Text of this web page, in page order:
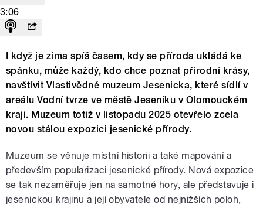
3:06
I když je zima spíš časem, kdy se příroda ukládá ke
spánku, může každý, kdo chce poznat přírodní krásy,
navštívit Vlastivědné muzeum Jesenicka, které sídlí v
areálu Vodní tvrze ve městě Jeseníku v Olomouckém
kraji. Muzeum totiž v listopadu 2025 otevřelo zcela
novou stálou expozici jesenické přírody.
Muzeum se věnuje místní historii a také mapování a
především popularizaci jesenické přírody. Nová expozice
se tak nezaměřuje jen na samotné hory, ale představuje i
jesenickou krajinu a její obyvatele od nejnižších poloh,